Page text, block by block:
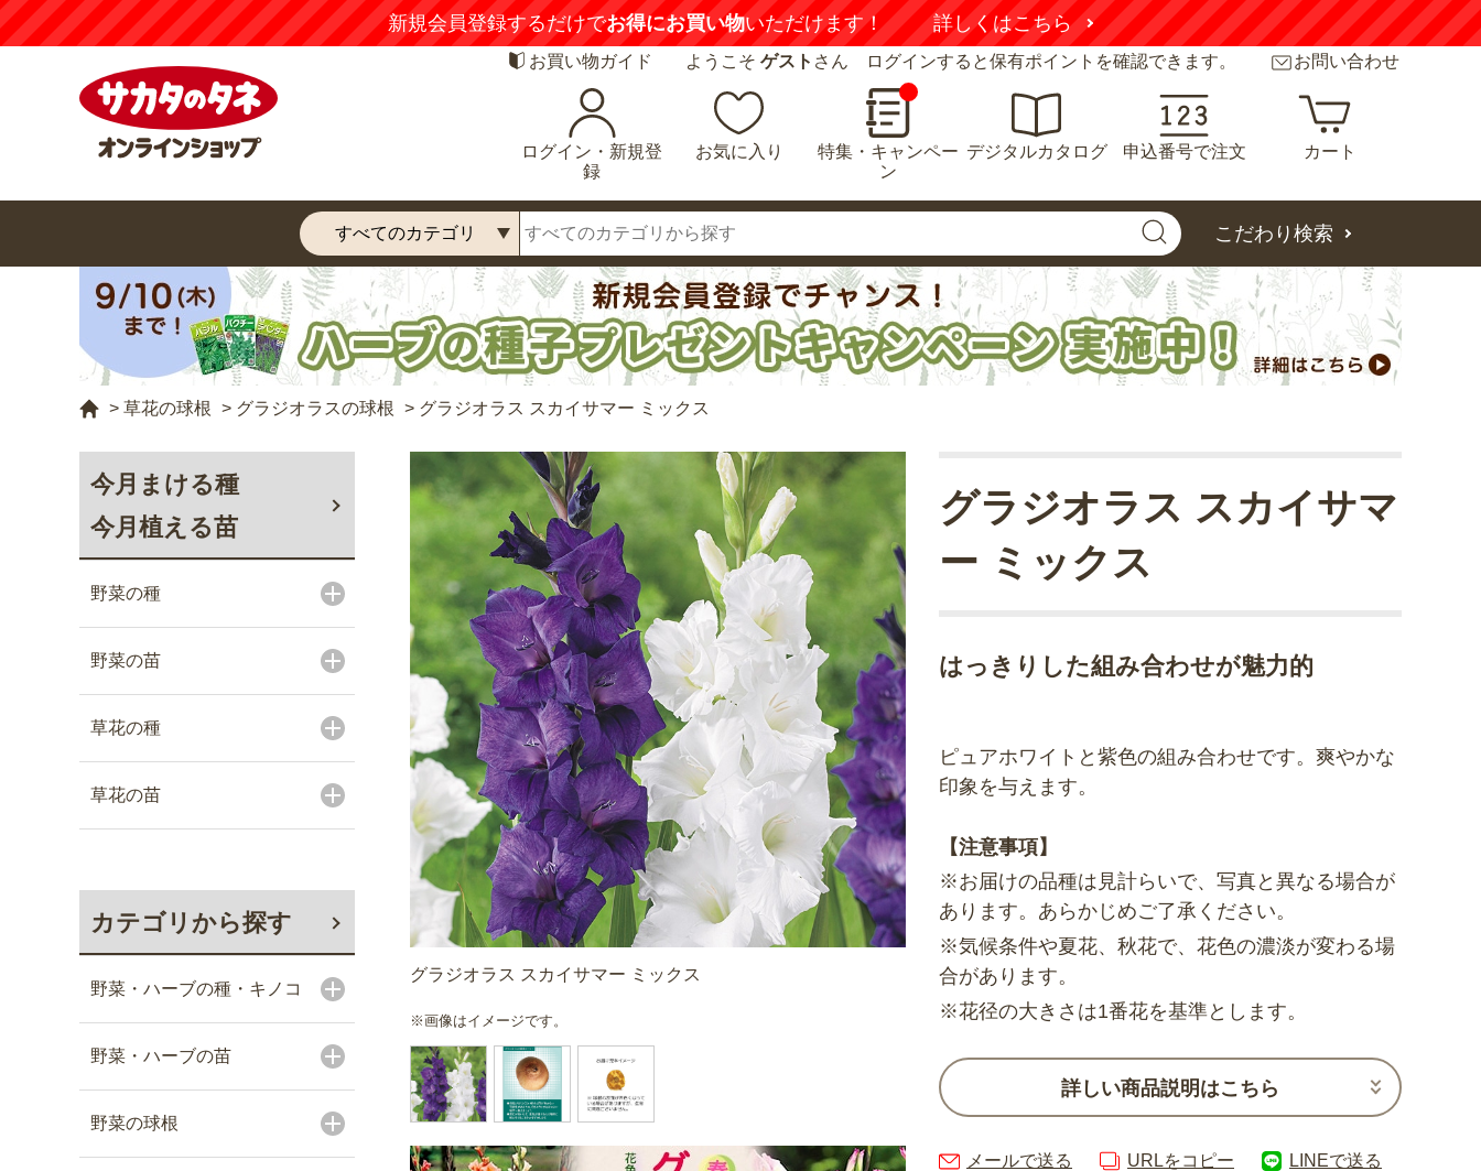
新規会員登録するだけでお得にお買い物いただけます！ 詳しくはこちら
お買い物ガイド ようこそ ゲスト さん ログインすると保有ポイントを確認できます。 お問い合わせ
ログイン・新規登
録
お気に入り
特集・キャンペー
ン
デジタルカタログ 申込番号で注文 カート
こだわり検索
> 草花の球根 > グラジオラスの球根 > グラジオラス スカイサマー ミックス
今月まける種
今月植える苗
野菜の種
野菜の苗
草花の種
草花の苗
カテゴリから探す
野菜・ハーブの種・キノコ
野菜・ハーブの苗
野菜の球根
グラジオラス スカイサマー ミックス
※画像はイメージです。
はっきりした組み合わせが魅力的
グラジオラス スカイサマ
ー ミックス
ピュアホワイトと紫色の組み合わせです。爽やかな
印象を与えます。
【注意事項】
※お届けの品種は見計らいで、写真と異なる場合が
あります。あらかじめご了承ください。
※気候条件や夏花、秋花で、花色の濃淡が変わる場
合があります。
※花径の大きさは1番花を基準とします。
詳しい商品説明はこちら
メールで送る URLをコピー LINEで送る